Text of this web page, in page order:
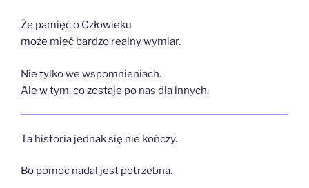
Że pamięć o Człowieku
może mieć bardzo realny wymiar.
Nie tylko we wspomnieniach.
Ale w tym, co zostaje po nas dla innych.
Ta historia jednak się nie kończy.
Bo pomoc nadal jest potrzebna.